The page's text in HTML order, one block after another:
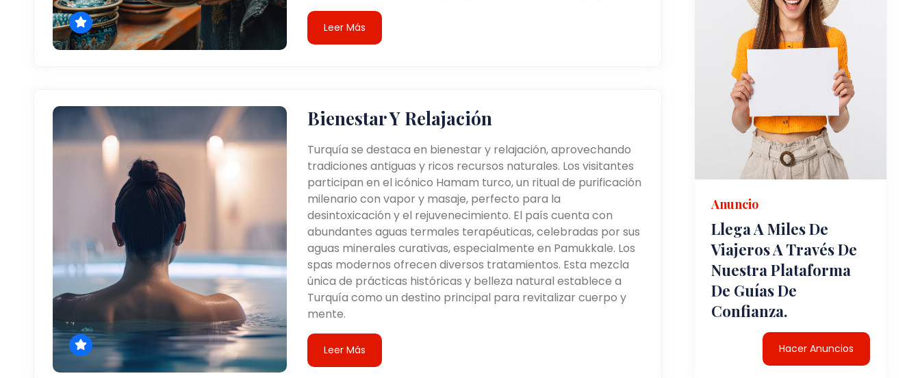
Leer Más
Bienestar Y Relajación
Turquía se destaca en bienestar y relajación, aprovechando
tradiciones antiguas y ricos recursos naturales. Los visitantes
participan en el icónico Hamam turco, un ritual de purificación
milenario con vapor y masaje, perfecto para la
desintoxicación y el rejuvenecimiento. El país cuenta con
abundantes aguas termales terapéuticas, celebradas por sus
aguas minerales curativas, especialmente en Pamukkale. Los
spas modernos ofrecen diversos tratamientos. Esta mezcla
única de prácticas históricas y belleza natural establece a
Turquía como un destino principal para revitalizar cuerpo y
mente.
Leer Más
Anuncio
Llega A Miles De
Viajeros A Través De
Nuestra Plataforma
De Guías De
Confianza.
Hacer Anuncios